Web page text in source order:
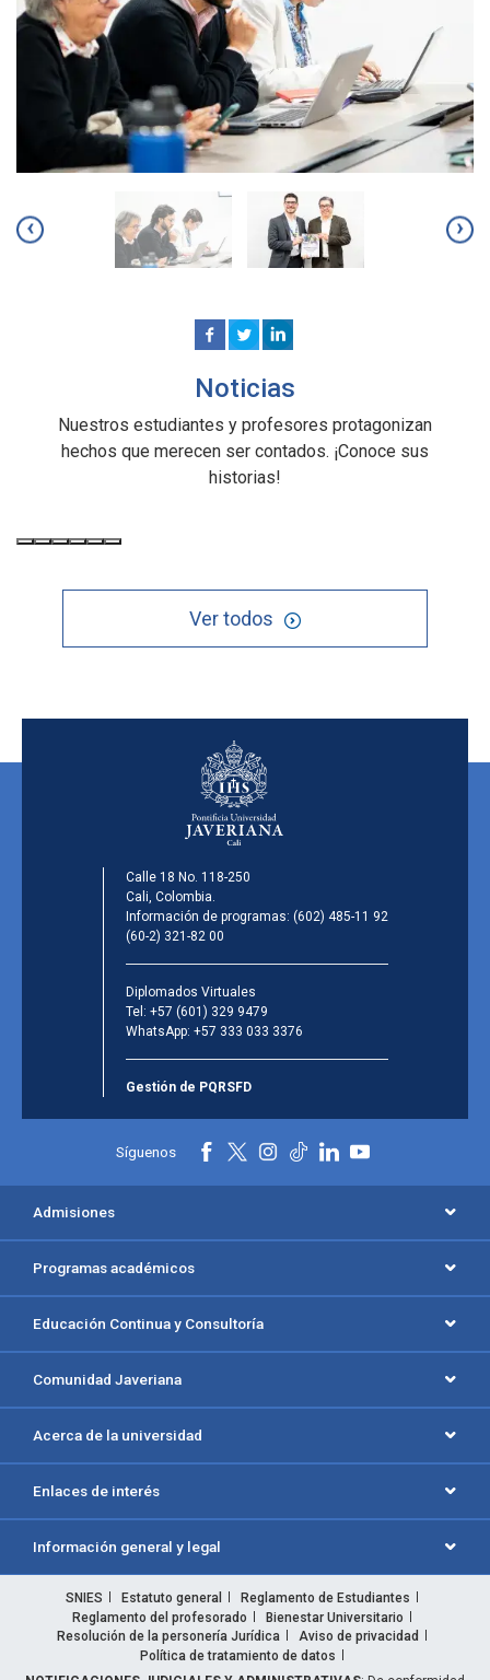
‹ ›
Noticias
Nuestros estudiantes y profesores protagonizan
hechos que merecen ser contados. ¡Conoce sus
historias!
Ver todos
Calle 18 No. 118-250
Cali, Colombia.
Información de programas: (602) 485-11 92
(60-2) 321-82 00
Diplomados Virtuales
Tel: +57 (601) 329 9479
WhatsApp: +57 333 033 3376
Gestión de PQRSFD
Síguenos
Admisiones
Programas académicos
Educación Continua y Consultoría
Comunidad Javeriana
Acerca de la universidad
Enlaces de interés
Información general y legal
SNIES Estatuto general
Reglamento de Estudiantes
Reglamento del profesorado
Bienestar Universitario
Resolución de la personería Jurídica
Aviso de privacidad
Política de tratamiento de datos